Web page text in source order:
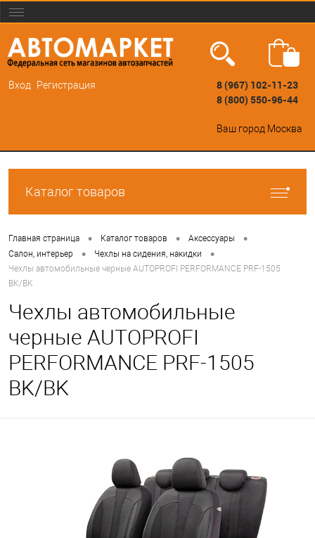
Вход Регистрация
8 (967) 102-11-23
8 (800) 550-96-44
Ваш город Москва
Каталог товаров
Главная страница • Каталог товаров • Аксессуары •
Салон, интерьер • Чехлы на сидения, накидки •
Чехлы автомобильные черные AUTOPROFI PERFORMANCE PRF-1505
BK/BK
Чехлы автомобильные
черные AUTOPROFI
PERFORMANCE PRF-1505
BK/BK